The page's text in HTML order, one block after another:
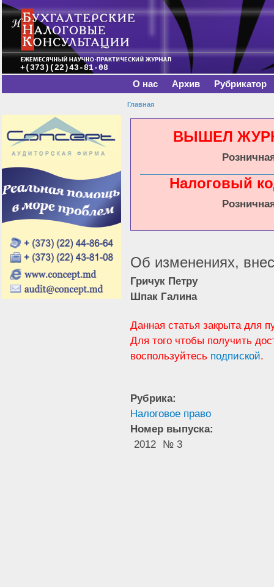
+(373)(22)43-81-08
Главное меню
О нас Архив Рубрикатор
Вы здесь
Главная
ВЫШЕЛ
Налоговый
Об изменениях,
Гричук Петру
Шпак Галина
Данная статья закрыта для
Для того чтобы получить
воспользуйтесь подпиской.
Рубрика:
Налоговое право
Номер выпуска:
2012 № 3